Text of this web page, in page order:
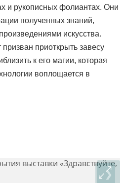
и рукописных фолиантах. Они
полученных знаний,
искусства.
приоткрыть завесу
к его магии, которая
воплощается в
❯